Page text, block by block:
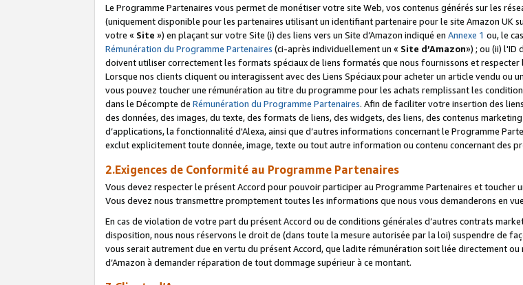
Le Programme Partenaires vous permet de monétiser votre site Web, vos contenus générés sur les
(uniquement disponible pour les partenaires utilisant un identifiant partenaire pour le site Amazon UK
votre « Site ») en plaçant sur votre Site (i) des liens vers un Site d’Amazon indiqué en Annexe 1 ou, le
Rémunération du Programme Partenaires (ci-après individuellement un « Site d’Amazon») ; ou (ii) l'ID
doivent utiliser correctement les formats spéciaux de liens formatés que nous fournissons et respecter
Lorsque nos clients cliquent ou interagissent avec des Liens Spéciaux pour acheter un article vendu ou
vous pouvez toucher une rémunération au titre du programme pour les achats remplissant les
dans le Décompte de Rémunération du Programme Partenaires. Afin de faciliter votre insertion des
des données, des images, du texte, des formats de liens, des widgets, des liens, des contenus
d’applications, la fonctionnalité d'Alexa, ainsi que d’autres informations concernant le Programme
exclut explicitement toute donnée, image, texte ou tout autre information ou contenu concernant des
2.Exigences de Conformité au Programme Partenaires
Vous devez respecter le présent Accord pour pouvoir participer au Programme Partenaires et toucher
Vous devez nous transmettre promptement toutes les informations que nous vous demanderons en
En cas de violation de votre part du présent Accord ou de conditions générales d’autres contrats
disposition, nous nous réservons le droit de (dans toute la mesure autorisée par la loi) suspendre de
vous serait autrement due en vertu du présent Accord, que ladite rémunération soit liée directement
d’Amazon à demander réparation de tout dommage supérieur à ce montant.